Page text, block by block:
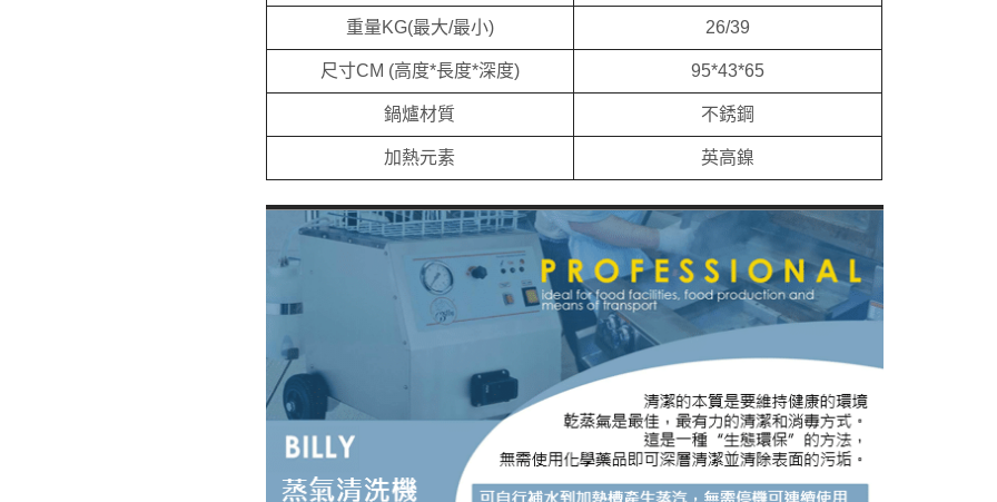
重量KG(最大/最小) 26/39
尺寸CM (高度*長度*深度) 95*43*65
鍋爐材質 不銹鋼
加熱元素 英高鎳